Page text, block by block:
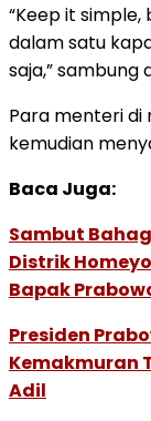
“Keep it
dalam satu
saja,” sambung
Para menteri di
kemudian
Baca Juga:
Sambut
Distrik
Bapak
Presiden
Kemakmuran
Adil